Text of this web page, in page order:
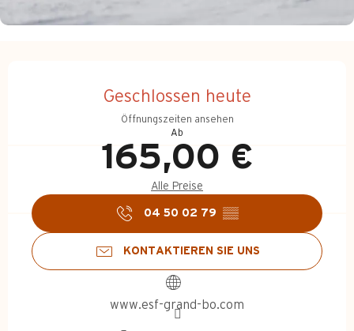
Geschlossen heute
Öffnungszeiten ansehen
Ab
165,00 €
Alle Preise
04 50 02 79 ▒▒
KONTAKTIEREN SIE UNS
www.esf-grand-bo.com